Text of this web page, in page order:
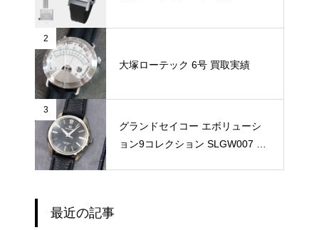
2
大塚ローテック 6号 買取実績
3
グランドセイコー エボリューシ
ョン9コレクション SLGW007 買
最近の記事